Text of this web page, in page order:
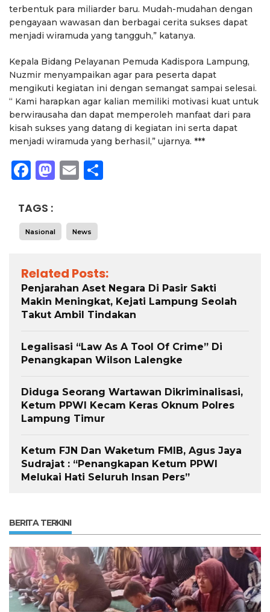
terbentuk para miliarder baru. Mudah-mudahan dengan
pengayaan wawasan dan berbagai cerita sukses dapat
menjadi wiramuda yang tangguh,” katanya.
Kepala Bidang Pelayanan Pemuda Kadispora Lampung,
Nuzmir menyampaikan agar para peserta dapat
mengikuti kegiatan ini dengan semangat sampai selesai.
“ Kami harapkan agar kalian memiliki motivasi kuat untuk
berwirausaha dan dapat memperoleh manfaat dari para
kisah sukses yang datang di kegiatan ini serta dapat
menjadi wiramuda yang berhasil,” ujarnya. ***
Facebook
Mastodon
Email
TAGS :
Nasional News
Related Posts:
Penjarahan Aset Negara Di Pasir Sakti
Makin Meningkat, Kejati Lampung Seolah
Takut Ambil Tindakan
Legalisasi “Law As A Tool Of Crime” Di
Penangkapan Wilson Lalengke
Diduga Seorang Wartawan Dikriminalisasi,
Ketum PPWI Kecam Keras Oknum Polres
Lampung Timur
Ketum FJN Dan Waketum FMIB, Agus Jaya
Sudrajat : “Penangkapan Ketum PPWI
Melukai Hati Seluruh Insan Pers”
BERITA TERKINI